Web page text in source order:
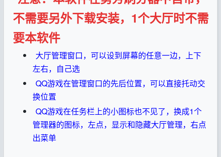
不需要另外下载安装，1个大厅时不需
要本软件
大厅管理窗口，可以设到屏幕的任意一边，上下
左右，自己选
QQ游戏在管理窗口的先后位置，可以直接托动交
换位置
QQ游戏在任务栏上的小图标也不见了，换成1个
管理器的图标，左点，显示和隐藏大厅管理，右点
出菜单